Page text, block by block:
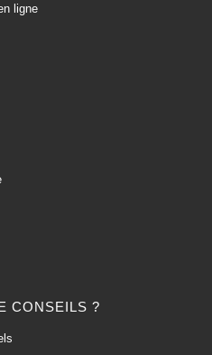
CONSEILS ?
ligne